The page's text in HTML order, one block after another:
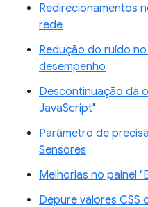
Redirecionamentos
rede
Redução do ruído
desempenho
Descontinuação da
JavaScript"
Parâmetro de
Sensores
Melhorias no painel
Depure valores CSS